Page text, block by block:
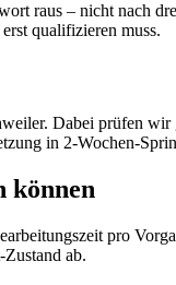
raus – nicht nach
qualifizieren muss.
Dabei prüfen
in 2-Wochen-
können
pro
ab.